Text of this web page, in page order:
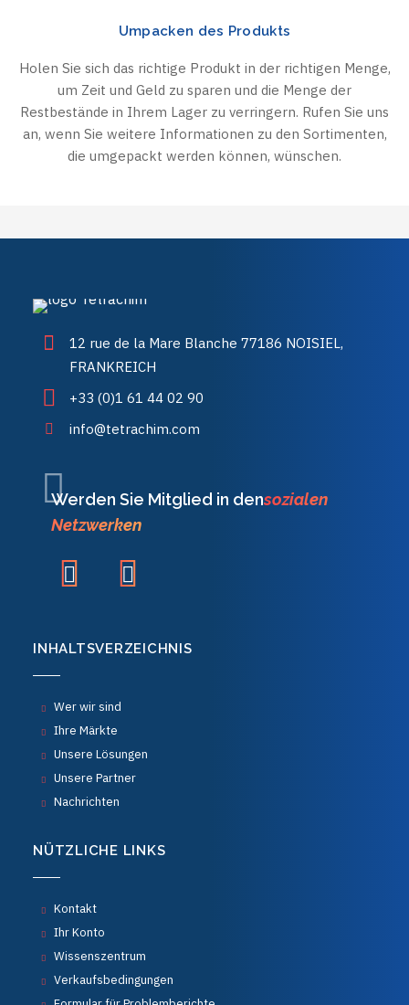
Umpacken des Produkts
Holen Sie sich das richtige Produkt in der richtigen Menge,
um Zeit und Geld zu sparen und die Menge der
Restbestände in Ihrem Lager zu verringern. Rufen Sie uns
an, wenn Sie weitere Informationen zu den Sortimenten,
die umgepackt werden können, wünschen.
12 rue de la Mare Blanche 77186 NOISIEL,
FRANKREICH
+33 (0)1 61 44 02 90
info@tetrachim.com
INHALTSVERZEICHNIS
Wer wir sind
Ihre Märkte
Unsere Lösungen
Unsere Partner
Nachrichten
NÜTZLICHE LINKS
Kontakt
Ihr Konto
Wissenszentrum
Verkaufsbedingungen
Werden Sie Mitglied in densozialen
Netzwerken